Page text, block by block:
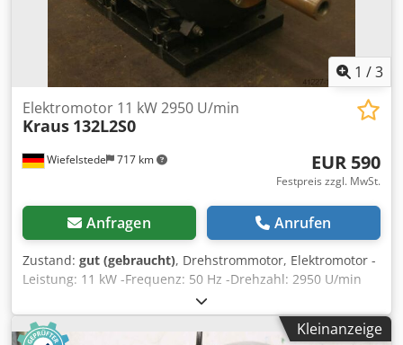
1 /3
Wiefelstede 717 km
Elektromotor 11 kW 2950 U/min
Kraus 132L2S0
EUR 590
Festpreis zzgl. MwSt.
Anfragen Anrufen
Zustand: gut (gebraucht), Drehstrommotor, Elektromotor -
Leistung: 11 kW -Frequenz: 50 Hz -Drehzahl: 2950 U/min
Dwodpfx Absb A Rrnsnsa -Frequenz: 100 Hz -Drehzahl:
5900 U/min -Welle: Ø 35 mm -Bauform: B3 -Schutzart: IP 55
-Abmessungen: 520/210/H350 mm -Gewicht: 65 kgKleinanzeige